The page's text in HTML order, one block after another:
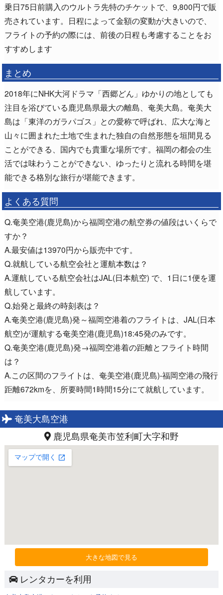
乗日75日前購入のウルトラ先特のチケットで、9,800円で販
売されています。日程によって金額の変動が大きいので、
フライトの予約の際には、前後の日程も考慮することをお
すすめします
まとめ
2018年にNHK大河ドラマ「西郷どん」ゆかりの地としても
注目を浴びている鹿児島県最大の離島、奄美大島。奄美大
島は「東洋のガラパゴス」との愛称で呼ばれ、広大な海と
山々に囲まれた土地で生まれた独自の自然形態を垣間見る
ことができる、国内でも貴重な場所です。福岡の都会の生
活では味わうことができない、ゆったりと流れる時間を堪
能できる格別な旅行が堪能できます。
よくある質問
Q.奄美空港(鹿児島)から福岡空港の航空券の値段はいくらで
すか？
A.最安値は13970円から販売中です。
Q.就航している航空会社と運航本数は？
A.運航している航空会社はJAL(日本航空) で、1日に1便を運
航しています。
Q.始発と最終の時刻表は？
A.奄美空港(鹿児島)発～福岡空港着のフライトは、JAL(日本
航空)が運航する奄美空港(鹿児島)18:45発のみです。
Q.奄美空港(鹿児島)発→福岡空港着の距離とフライト時間
は？
A.この区間のフライトは、奄美空港(鹿児島)-福岡空港の飛行
距離672kmを、所要時間1時間15分にて就航しています。
奄美大島空港
鹿児島県奄美市笠利町大字和野
大きな地図で見る
レンタカーを利用